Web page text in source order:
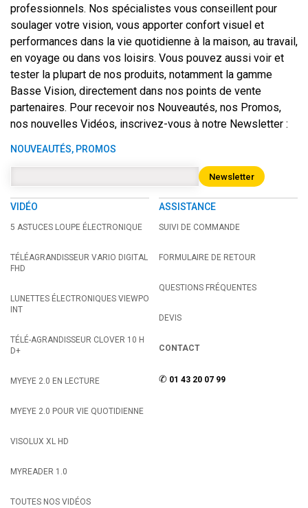
professionnels. Nos spécialistes vous conseillent pour
soulager votre vision, vous apporter confort visuel et
performances dans la vie quotidienne à la maison, au travail,
en voyage ou dans vos loisirs. Vous pouvez aussi voir et
tester la plupart de nos produits, notamment la gamme
Basse Vision, directement dans nos points de vente
partenaires. Pour recevoir nos Nouveautés, nos Promos,
nos nouvelles Vidéos, inscrivez-vous à notre Newsletter :
NOUVEAUTÉS, PROMOS
Newsletter
VIDÉO
5 ASTUCES LOUPE ÉLECTRONIQUE
TÉLÉAGRANDISSEUR VARIO DIGITAL
FHD
LUNETTES ÉLECTRONIQUES VIEWPO
INT
TÉLÉ-AGRANDISSEUR CLOVER 10 H
D+
MYEYE 2.0 EN LECTURE
MYEYE 2.0 POUR VIE QUOTIDIENNE
VISOLUX XL HD
MYREADER 1.0
TOUTES NOS VIDÉOS
ASSISTANCE
SUIVI DE COMMANDE
FORMULAIRE DE RETOUR
QUESTIONS FRÉQUENTES
DEVIS
CONTACT
✆ 01 43 20 07 99